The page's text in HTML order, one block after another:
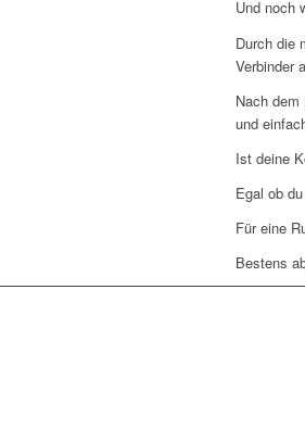
Und noch
Durch die
Verbinder
Nach
und
Ist deine
Egal ob
Für eine
Bestens